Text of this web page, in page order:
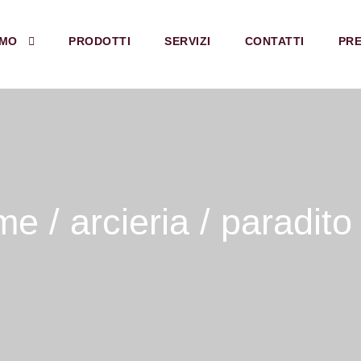
PRODOTTI SERVIZI CONTATTI
/ arcieria/ paradito